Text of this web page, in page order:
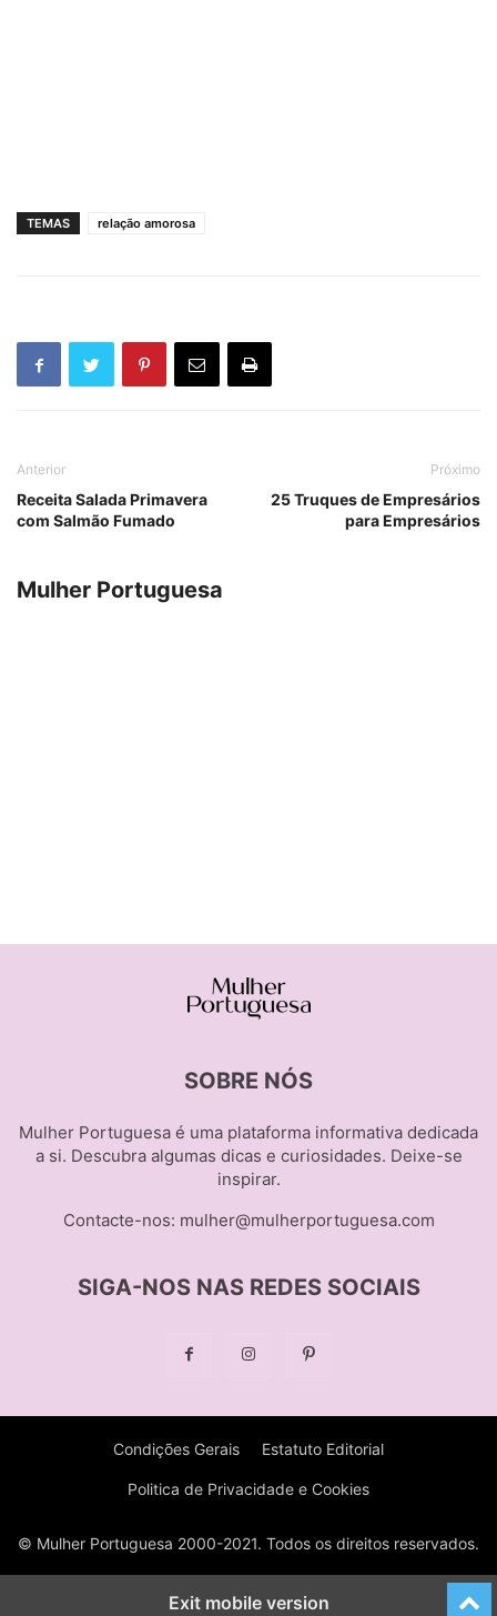
TEMAS relação amorosa
Anterior
Receita Salada Primavera
com Salmão Fumado
Próximo
25 Truques de Empresários
para Empresários
Mulher Portuguesa
SOBRE NÓS
Mulher Portuguesa é uma plataforma informativa dedicada
a si. Descubra algumas dicas e curiosidades. Deixe-se
inspirar.
Contacte-nos: mulher@mulherportuguesa.com
SIGA-NOS NAS REDES SOCIAIS
Condições Gerais Estatuto Editorial
Politica de Privacidade e Cookies
© Mulher Portuguesa 2000-2021. Todos os direitos reservados.
Exit mobile version